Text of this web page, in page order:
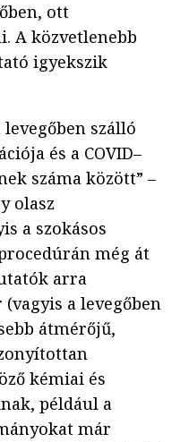
ott
A közvetlenebb
igyekszik
levegőben szálló
és a COVID–
száma között” –
olasz
a szokásos
még át
arra
a levegőben
átmérőjű,
kémiai és
például a
már